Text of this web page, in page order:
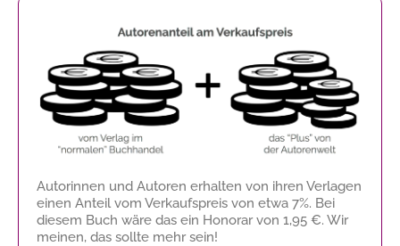
Autorinnen und Autoren erhalten von ihren Verlagen
einen Anteil vom Verkaufspreis von etwa 7%. Bei
diesem Buch wäre das ein Honorar von 1,95 €. Wir
meinen, das sollte mehr sein!